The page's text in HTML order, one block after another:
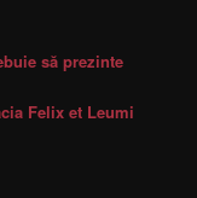
să prezinte
Felix et Leumi